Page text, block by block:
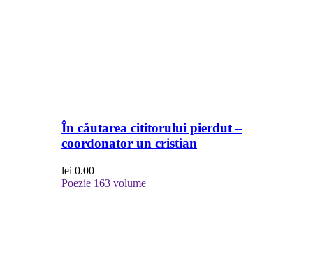
În căutarea cititorului pierdut –
coordonator un cristian
lei 0.00
Poezie 163 volume